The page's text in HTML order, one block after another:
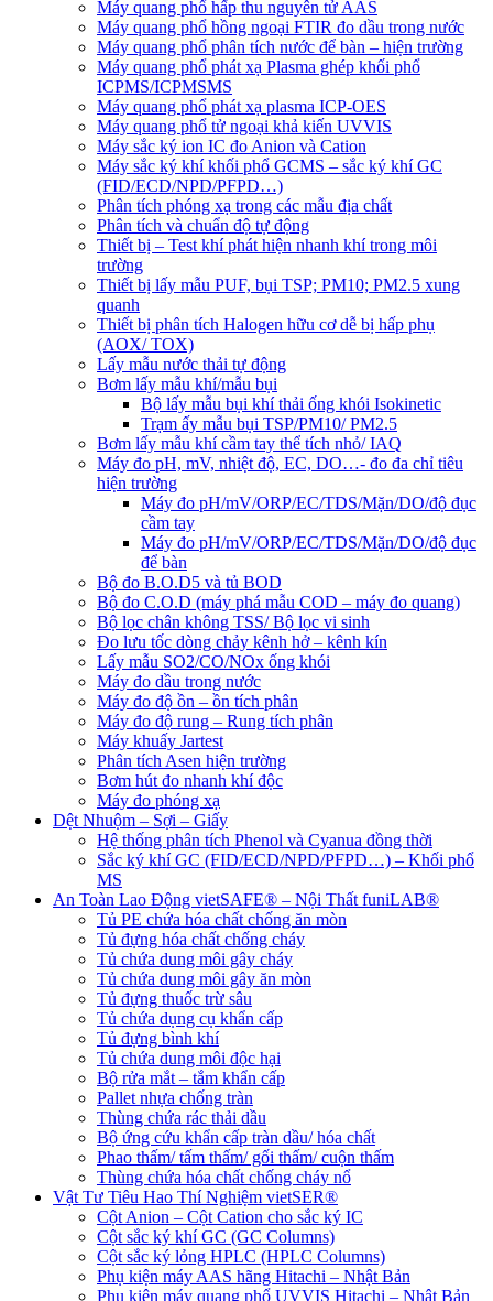
Máy quang phổ hấp thu nguyên tử AAS
Máy quang phổ hồng ngoại FTIR đo dầu trong nước
Máy quang phổ phân tích nước để bàn – hiện trường
Máy quang phổ phát xạ Plasma ghép khối phổ
ICPMS/ICPMSMS
Máy quang phổ phát xạ plasma ICP-OES
Máy quang phổ tử ngoại khả kiến UVVIS
Máy sắc ký ion IC đo Anion và Cation
Máy sắc ký khí khối phổ GCMS – sắc ký khí GC
(FID/ECD/NPD/PFPD…)
Phân tích phóng xạ trong các mẫu địa chất
Phân tích và chuẩn độ tự động
Thiết bị – Test khí phát hiện nhanh khí trong môi
trường
Thiết bị lấy mẫu PUF, bụi TSP; PM10; PM2.5 xung
quanh
Thiết bị phân tích Halogen hữu cơ dễ bị hấp phụ
(AOX/ TOX)
Lấy mẫu nước thải tự động
Bơm lấy mẫu khí/mẫu bụi
Bộ lấy mẫu bụi khí thải ống khói Isokinetic
Trạm ấy mẫu bụi TSP/PM10/ PM2.5
Bơm lấy mẫu khí cầm tay thể tích nhỏ/ IAQ
Máy đo pH, mV, nhiệt độ, EC, DO…- đo đa chỉ tiêu
hiện trường
Máy đo pH/mV/ORP/EC/TDS/Mặn/DO/độ đục
cầm tay
Máy đo pH/mV/ORP/EC/TDS/Mặn/DO/độ đục
để bàn
Bộ đo B.O.D5 và tủ BOD
Bộ đo C.O.D (máy phá mẫu COD – máy đo quang)
Bộ lọc chân không TSS/ Bộ lọc vi sinh
Đo lưu tốc dòng chảy kênh hở – kênh kín
Lấy mẫu SO2/CO/NOx ống khói
Máy đo dầu trong nước
Máy đo độ ồn – ồn tích phân
Máy đo độ rung – Rung tích phân
Máy khuấy Jartest
Phân tích Asen hiện trường
Bơm hút đo nhanh khí độc
Máy đo phóng xạ
Dệt Nhuộm – Sợi – Giấy
Hệ thống phân tích Phenol và Cyanua đồng thời
Sắc ký khí GC (FID/ECD/NPD/PFPD…) – Khối phổ
MS
An Toàn Lao Động vietSAFE® – Nội Thất funiLAB®
Tủ PE chứa hóa chất chống ăn mòn
Tủ đựng hóa chất chống cháy
Tủ chứa dung môi gây cháy
Tủ chứa dung môi gây ăn mòn
Tủ đựng thuốc trừ sâu
Tủ chứa dụng cụ khẩn cấp
Tủ đựng bình khí
Tủ chứa dung môi độc hại
Bộ rửa mắt – tắm khẩn cấp
Pallet nhựa chống tràn
Thùng chứa rác thải dầu
Bộ ứng cứu khẩn cấp tràn dầu/ hóa chất
Phao thấm/ tấm thấm/ gối thấm/ cuộn thấm
Thùng chứa hóa chất chống cháy nổ
Vật Tư Tiêu Hao Thí Nghiệm vietSER®
Cột Anion – Cột Cation cho sắc ký IC
Cột sắc ký khí GC (GC Columns)
Cột sắc ký lỏng HPLC (HPLC Columns)
Phụ kiện máy AAS hãng Hitachi – Nhật Bản
Phụ kiện máy quang phổ UVVIS Hitachi – Nhật Bản